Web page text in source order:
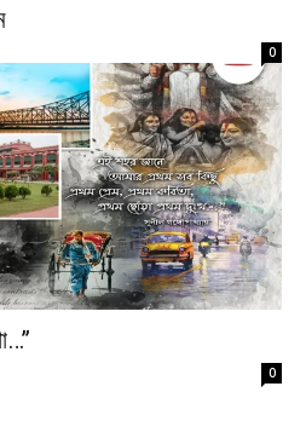
0
0